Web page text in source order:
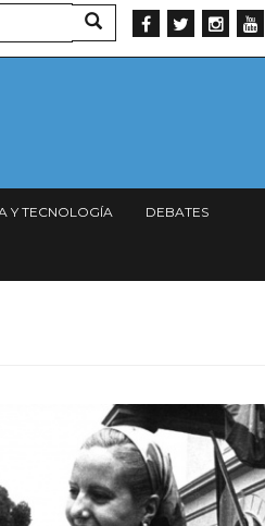
Buscar
Y TECNOLOGÍA DEBATES